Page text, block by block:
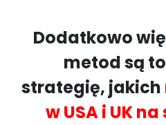
Dodatkowo
metod są
strategię, jakich
w USA i UK